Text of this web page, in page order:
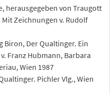
herausgegeben von Traugott
Mit Zeichnungen v. Rudolf
Biron, Der Qualtinger. Ein
Franz Hubmann, Barbara
Wien 1987
Pichler Vlg., Wien